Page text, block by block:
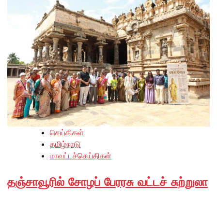
செய்திகள்
தமிழ்நாடு
மாவட்டச்செய்திகள்
தஞ்சாவூரில் சோழப் பேரரசு வட்டச் சுற்றுலா